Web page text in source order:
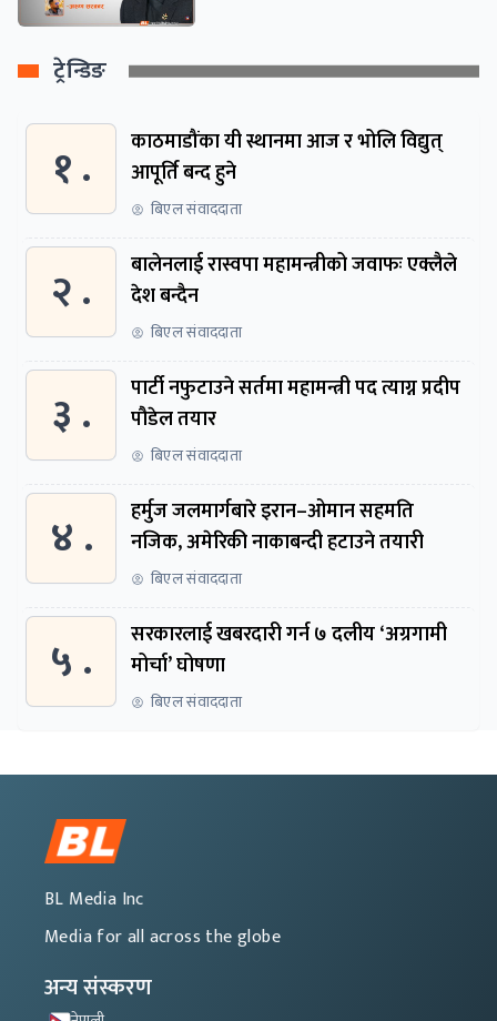
ट्रेन्डिङ
१ .
काठमाडौंका यी स्थानमा आज र भोलि विद्युत्
आपूर्ति बन्द हुने
बिएल संवाददाता
२ .
बालेनलाई रास्वपा महामन्त्रीको जवाफः एक्लैले
देश बन्दैन
बिएल संवाददाता
३ .
पार्टी नफुटाउने सर्तमा महामन्त्री पद त्याग्न प्रदीप
पौडेल तयार
बिएल संवाददाता
४ .
हर्मुज जलमार्गबारे इरान–ओमान सहमति
नजिक, अमेरिकी नाकाबन्दी हटाउने तयारी
बिएल संवाददाता
५ .
सरकारलाई खबरदारी गर्न ७ दलीय ‘अग्रगामी
मोर्चा’ घोषणा
बिएल संवाददाता
BL Media Inc
Media for all across the globe
अन्य संस्करण